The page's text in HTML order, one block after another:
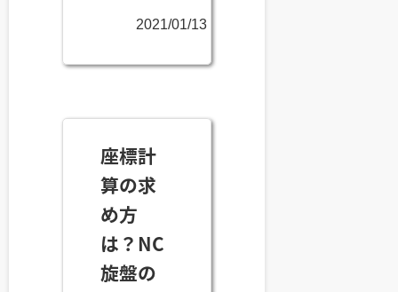
2021/01/13
座標計
算の求
め方
は？NC
旋盤の